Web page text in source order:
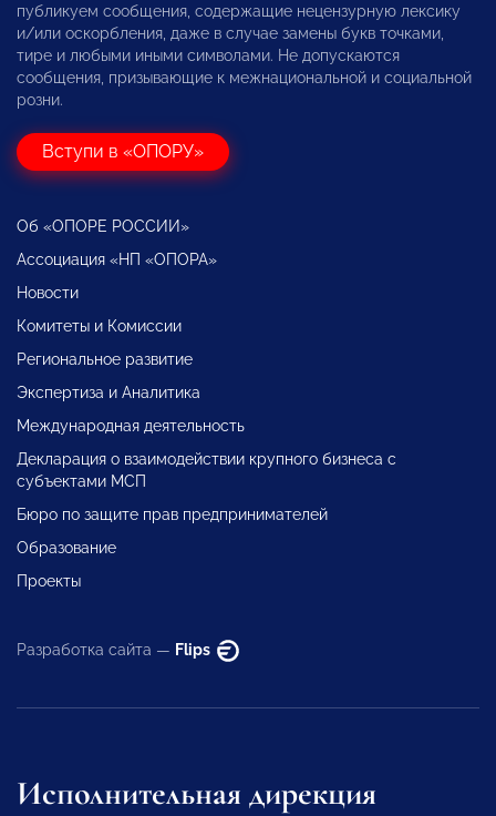
публикуем сообщения, содержащие нецензурную лексику
и/или оскорбления, даже в случае замены букв точками,
тире и любыми иными символами. Не допускаются
сообщения, призывающие к межнациональной и социальной
розни.
Вступи в «ОПОРУ»
Об «ОПОРЕ РОССИИ»
Ассоциация «НП «ОПОРА»
Новости
Комитеты и Комиссии
Региональное развитие
Экспертиза и Аналитика
Международная деятельность
Декларация о взаимодействии крупного бизнеса с
субъектами МСП
Бюро по защите прав предпринимателей
Образование
Проекты
Разработка сайта — Flips
Исполнительная дирекция